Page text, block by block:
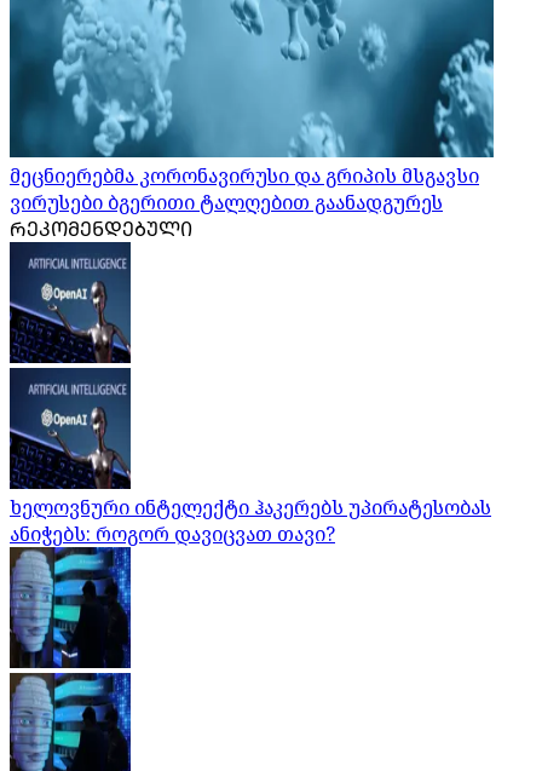
მეცნიერებმა კორონავირუსი და გრიპის მსგავსი
ვირუსები ბგერითი ტალღებით გაანადგურეს
ᲠᲔᲙᲝᲛᲔᲜᲓᲔᲑᲣᲚᲘ
ხელოვნური ინტელექტი ჰაკერებს უპირატესობას
ანიჭებს: როგორ დავიცვათ თავი?